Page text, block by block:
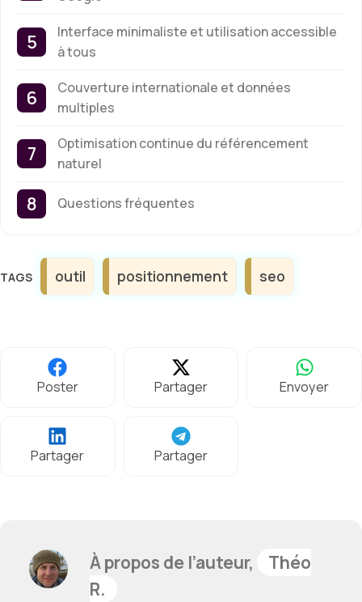
Interface minimaliste et utilisation accessible
à tous
Couverture internationale et données
multiples
Optimisation continue du référencement
naturel
Questions fréquentes
Étiquettes
outil positionnement seo
Poster Partager Envoyer
Partager Partager
À propos de l’auteur,
Théo
R.